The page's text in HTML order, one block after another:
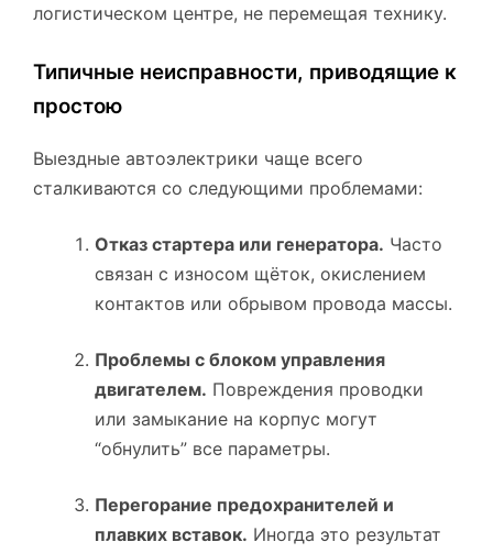
логистическом центре, не перемещая технику.
Типичные неисправности, приводящие к
простою
Выездные автоэлектрики чаще всего
сталкиваются со следующими проблемами:
Отказ стартера или генератора. Часто
связан с износом щёток, окислением
контактов или обрывом провода массы.
Проблемы с блоком управления
двигателем. Повреждения проводки
или замыкание на корпус могут
“обнулить” все параметры.
Перегорание предохранителей и
плавких вставок. Иногда это результат